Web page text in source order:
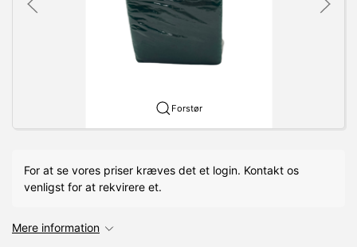
Forstør
For at se vores priser kræves det et login. Kontakt os
venligst for at rekvirere et.
Mere information